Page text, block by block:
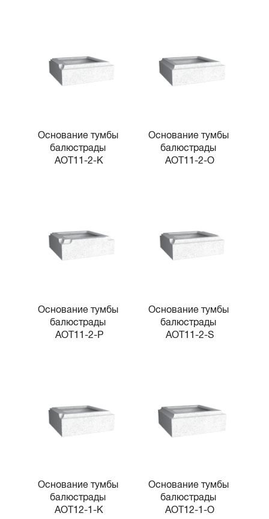
Основание тумбы
балюстрады
AOT11-2-K
Основание тумбы
балюстрады
AOT11-2-O
Основание тумбы
балюстрады
AOT11-2-P
Основание тумбы
балюстрады
AOT11-2-S
Основание тумбы
балюстрады
AOT12-1-K
Основание тумбы
балюстрады
AOT12-1-O